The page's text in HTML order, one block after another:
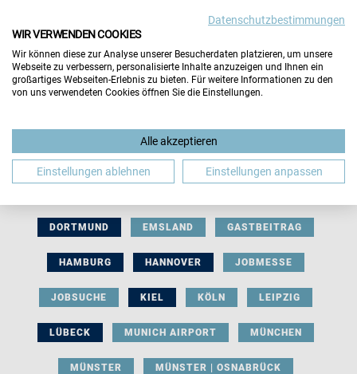
BERUFLICHE ORIENTIERUNG BEWERBUNG
DORTMUND EMSLAND GASTBEITRAG
HAMBURG HANNOVER JOBMESSE
JOBSUCHE KIEL KÖLN LEIPZIG
LÜBECK MUNICH AIRPORT MÜNCHEN
MÜNSTER MÜNSTER | OSNABRÜCK
Datenschutzbestimmungen
WIR VERWENDEN COOKIES
Wir können diese zur Analyse unserer Besucherdaten platzieren, um unsere
Webseite zu verbessern, personalisierte Inhalte anzuzeigen und Ihnen ein
großartiges Webseiten-Erlebnis zu bieten. Für weitere Informationen zu den
von uns verwendeten Cookies öffnen Sie die Einstellungen.
Alle akzeptieren
Einstellungen ablehnen Einstellungen anpassen